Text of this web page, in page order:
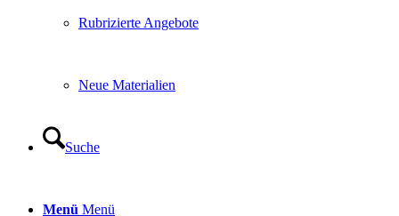
Rubrizierte Angebote
Neue Materialien
Suche
Menü Menü